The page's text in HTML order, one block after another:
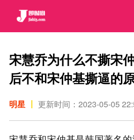
宋慧乔为什么不撕宋
后不和宋仲基撕逼的
明星 更新时间：2023-05-05